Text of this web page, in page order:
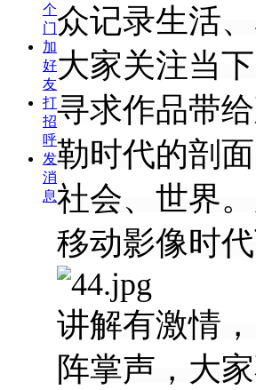
个
门
加
好
友
打
招
呼
发
消
息
众记录生活
大家关注当
寻求作品带
勒时代的剖
社会、世界
移动影像时
讲解有激情
阵掌声，大